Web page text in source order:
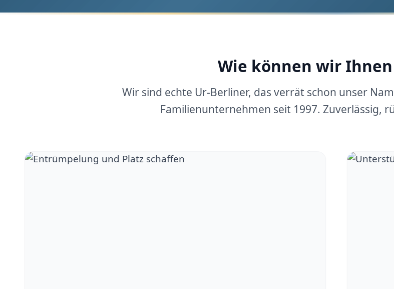
Wie können wir
Wir sind echte Ur-Berliner, das verrät schon unser
Familienunternehmen seit 1997. Zuverlässig,